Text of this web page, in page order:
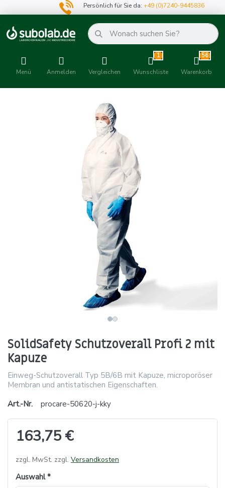
Persönlich für Sie da:+49 (0)7240-9445836
Menü Anmelden Vergleichen
1
Wunschliste
56
Warenkorb
SolidSafety Schutzoverall Profi 2 mit
Kapuze
Einweg-Schutzoverall Typ 5B/6B mit Kapuze, microporöser
Membran und antistatischen Eigenschaften.
Art.-Nr.
procare-50620-j-kky
163,75 €
zzgl. MwSt. zzgl. Versandkosten
Auswahl